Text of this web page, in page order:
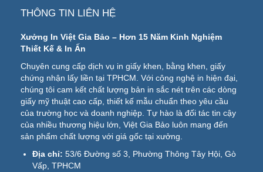
THÔNG TIN LIÊN HỆ
Xưởng In Việt Gia Bảo – Hơn 15 Năm Kinh Nghiệm
Thiết Kế & In Ấn
Chuyên cung cấp dịch vụ in giấy khen, bằng khen, giấy
chứng nhận lấy liền tại TPHCM. Với công nghệ in hiện đại,
chúng tôi cam kết chất lượng bản in sắc nét trên các dòng
giấy mỹ thuật cao cấp, thiết kế mẫu chuẩn theo yêu cầu
của trường học và doanh nghiệp. Tự hào là đối tác tin cậy
của nhiều thương hiệu lớn, Việt Gia Bảo luôn mang đến
sản phẩm chất lượng với giá gốc tại xưởng.
Địa chỉ: 53/6 Đường số 3, Phường Thông Tây Hội, Gò
Vấp, TPHCM